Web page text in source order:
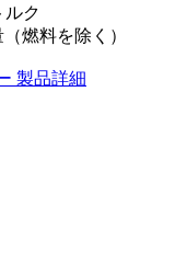
ルク
燃料を除く）
製品詳細